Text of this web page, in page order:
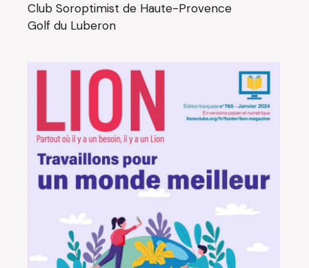
Club Soroptimist de Haute-Provence
Golf du Luberon